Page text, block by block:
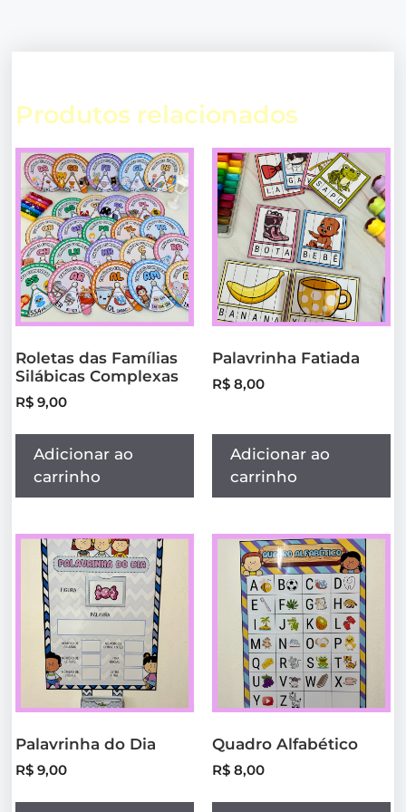
Produtos relacionados
Roletas das Famílias
Silábicas Complexas
R$ 9,00
Adicionar ao
carrinho
Palavrinha Fatiada
R$ 8,00
Adicionar ao
carrinho
Palavrinha do Dia
R$ 9,00
Quadro Alfabético
R$ 8,00